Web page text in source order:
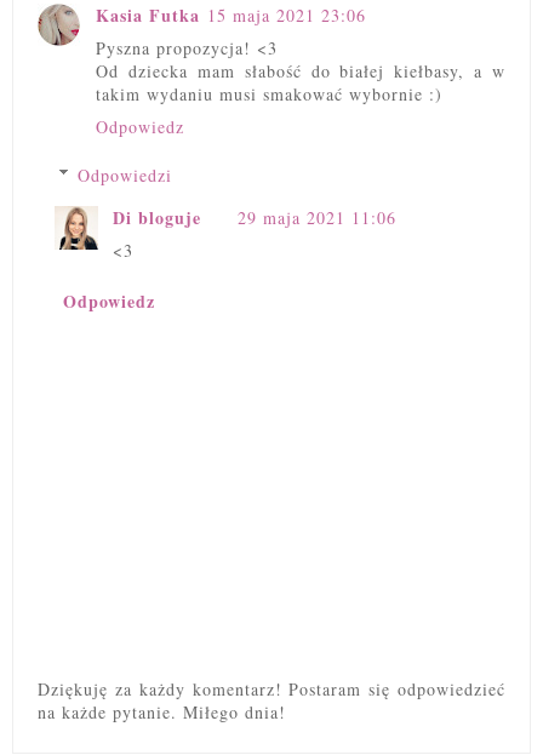
Kasia Futka 15 maja 2021 23:06
Pyszna propozycja! <3
Od dziecka mam słabość do białej kiełbasy, a w
takim wydaniu musi smakować wybornie :)
Odpowiedz
Odpowiedzi
Di bloguje
29 maja 2021 11:06
<3
Odpowiedz
Dziękuję za każdy komentarz! Postaram się odpowiedzieć
na każde pytanie. Miłego dnia!